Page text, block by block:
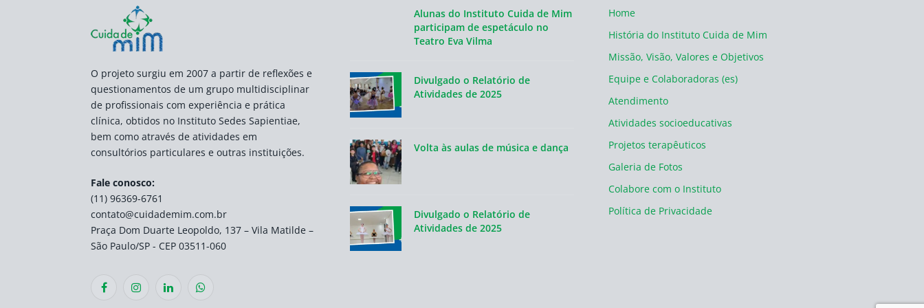
O projeto surgiu em 2007 a partir de reflexões e
questionamentos de um grupo multidisciplinar
de profissionais com experiência e prática
clínica, obtidos no Instituto Sedes Sapientiae,
bem como através de atividades em
consultórios particulares e outras instituições.
Fale conosco:
(11) 96369-6761
contato@cuidademim.com.br
Praça Dom Duarte Leopoldo, 137 – Vila Matilde –
São Paulo/SP - CEP 03511-060
FacebookInstagramLinkedInWhatsApp
Alunas do Instituto Cuida de Mim
participam de espetáculo no
Teatro Eva Vilma
Divulgado o Relatório de
Atividades de 2025
Volta às aulas de música e dança
Divulgado o Relatório de
Atividades de 2025
Home
História do Instituto Cuida de Mim
Missão, Visão, Valores e Objetivos
Equipe e Colaboradoras (es)
Atendimento
Atividades socioeducativas
Projetos terapêuticos
Galeria de Fotos
Colabore com o Instituto
Política de Privacidade